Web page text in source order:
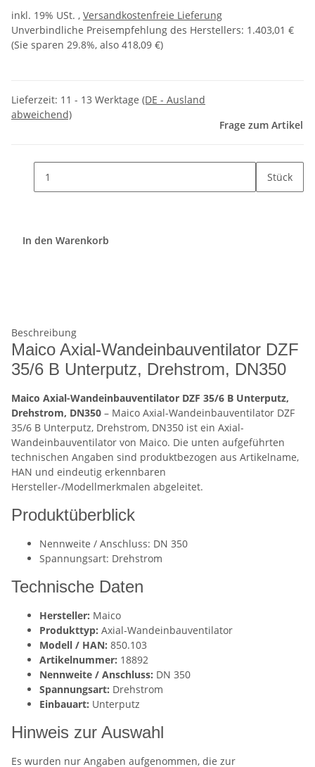
inkl. 19% USt. , Versandkostenfreie Lieferung
Unverbindliche Preisempfehlung des Herstellers: 1.403,01 €
(Sie sparen 29.8%, also 418,09 €)
Lieferzeit: 11 - 13 Werktage (DE - Ausland
abweichend)
Frage zum Artikel
Stück
In den Warenkorb
Beschreibung
Maico Axial-Wandeinbauventilator DZF
35/6 B Unterputz, Drehstrom, DN350
Maico Axial-Wandeinbauventilator DZF 35/6 B Unterputz,
Drehstrom, DN350 – Maico Axial-Wandeinbauventilator DZF
35/6 B Unterputz, Drehstrom, DN350 ist ein Axial-
Wandeinbauventilator von Maico. Die unten aufgeführten
technischen Angaben sind produktbezogen aus Artikelname,
HAN und eindeutig erkennbaren
Hersteller-/Modellmerkmalen abgeleitet.
Produktüberblick
Nennweite / Anschluss: DN 350
Spannungsart: Drehstrom
Technische Daten
Hersteller: Maico
Produkttyp: Axial-Wandeinbauventilator
Modell / HAN: 850.103
Artikelnummer: 18892
Nennweite / Anschluss: DN 350
Spannungsart: Drehstrom
Einbauart: Unterputz
Hinweis zur Auswahl
Es wurden nur Angaben aufgenommen, die zur